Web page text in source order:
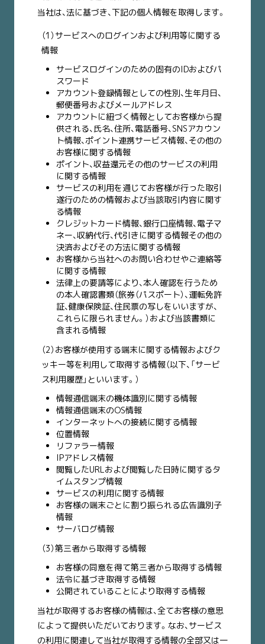
当社は、法に基づき、下記の個人情報を取得します。
（1）サービスへのログインおよび利用等に関する
情報
サービスログインのための固有のIDおよびパ
スワード
アカウント登録情報としての性別、生年月日、
郵便番号およびメールアドレス
アカウントに紐づく情報としてお客様から提
供される、氏名、住所、電話番号、SNSアカウン
ト情報、ポイント連携サービス情報、その他の
お客様に関する情報
ポイント、収益還元その他のサービスの利用
に関する情報
サービスの利用を通じてお客様が行った取引
遂行のための情報および当該取引内容に関す
る情報
クレジットカード情報、銀行口座情報、電子マ
ネー、収納代行、代引きに関する情報その他の
決済およびその方法に関する情報
お客様から当社へのお問い合わせやご連絡等
に関する情報
法律上の要請等により、本人確認を行うため
の本人確認書類（旅券（パスポート）、運転免許
証、健康保険証、住民票の写しをいいますが、
これらに限られません。）および当該書類に
含まれる情報
（2）お客様が使用する端末に関する情報およびク
ッキー等を利用して取得する情報（以下、「サービ
ス利用履歴」といいます。）
情報通信端末の機体識別に関する情報
情報通信端末のOS情報
インターネットへの接続に関する情報
位置情報
リファラー情報
IPアドレス情報
閲覧したURLおよび閲覧した日時に関するタ
イムスタンプ情報
サービスの利用に関する情報
お客様の端末ごとに割り振られる広告識別子
情報
サーバログ情報
（3）第三者から取得する情報
お客様の同意を得て第三者から取得する情報
法令に基づき取得する情報
公開されていることにより取得する情報
当社が取得するお客様の情報は、全てお客様の意思
によって提供いただいております。なお、サービス
の利用に関連して当社が取得する情報の全部又は一